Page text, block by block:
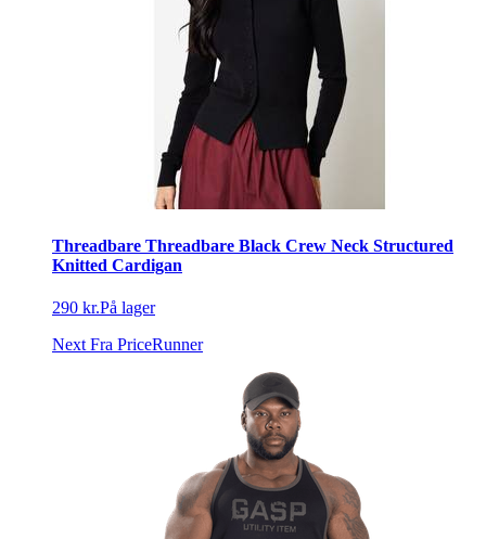
Threadbare Threadbare Black Crew Neck Structured
Knitted Cardigan
290 kr.På lager
Next Fra PriceRunner